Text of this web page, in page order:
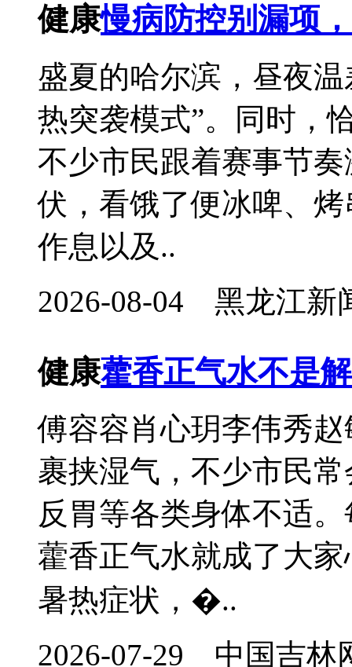
健康慢病防控别漏项
盛夏的哈尔滨，昼夜
热突袭模式”。同时，
不少市民跟着赛事节
伏，看饿了便冰啤、
作息以及..
2026-08-04 黑龙江
健康藿香正气水不是
傅容容肖心玥李伟秀
裹挟湿气，不少市民
反胃等各类身体不适
藿香正气水就成了大
暑热症状，�..
2026-07-29 中国吉